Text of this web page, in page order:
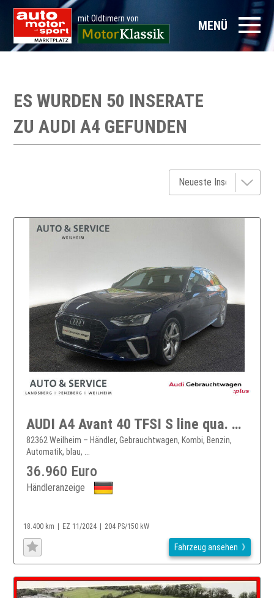
mit Oldtimern von MENÜ
ES WURDEN 50 INSERATE
ZUAUDI A4 GEFUNDEN
AUDI A4 Avant 40 TFSI S line qua. S tronic HUD Matrix
82362 Weilheim – Händler, Gebrauchtwagen, Kombi, Benzin,
Automatik, blau, ...
36.960 Euro
Händleranzeige
18.400 km EZ 11/2024 204 PS/150 kW
Fahrzeug ansehen